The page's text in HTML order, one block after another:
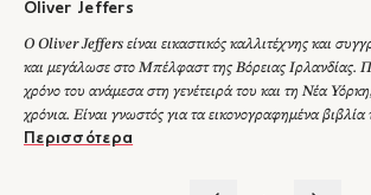
Oliver Jeffers
Ο Oliver Jeffers είναι εικαστικός καλλιτέχνης και
και μεγάλωσε στο Μπέλφαστ της Βόρειας Ιρλανδίας.
χρόνο του ανάμεσα στη γενέτειρά του και τη Νέα
χρόνια. Είναι γνωστός για τα εικονογραφημένα βιβλία
ζωγραφικά του έργα για ενήλικες και για τα γλυπτά
Περισσότερα